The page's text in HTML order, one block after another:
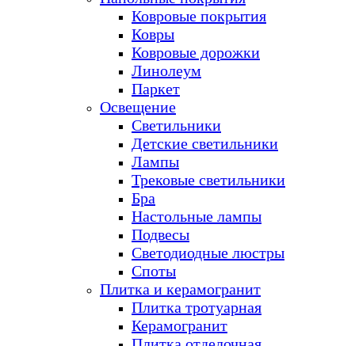
Ковровые покрытия
Ковры
Ковровые дорожки
Линолеум
Паркет
Освещение
Светильники
Детские светильники
Лампы
Трековые светильники
Бра
Настольные лампы
Подвесы
Светодиодные люстры
Споты
Плитка и керамогранит
Плитка тротуарная
Керамогранит